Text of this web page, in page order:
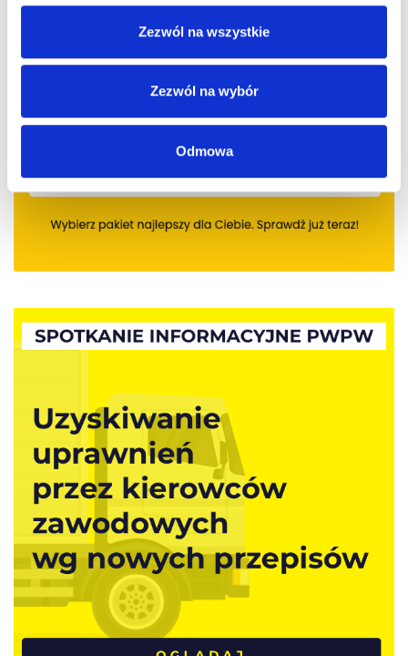
Zezwól na wszystkie
Zezwól na wybór
Odmowa